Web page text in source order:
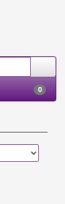
0